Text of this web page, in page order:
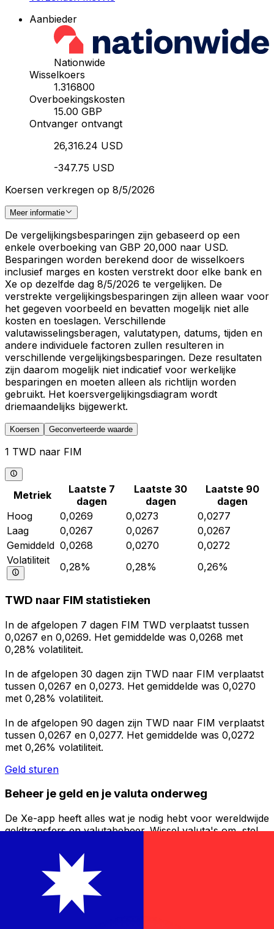
Aanbieder
Nationwide
Wisselkoers
1.316800
Overboekingskosten
15.00 GBP
Ontvanger ontvangt
26,316.24 USD
-347.75 USD
Koersen verkregen op 8/5/2026
Meer informatie
De vergelijkingsbesparingen zijn gebaseerd op een
enkele overboeking van GBP 20,000 naar USD.
Besparingen worden berekend door de wisselkoers
inclusief marges en kosten verstrekt door elke bank en
Xe op dezelfde dag 8/5/2026 te vergelijken. De
verstrekte vergelijkingsbesparingen zijn alleen waar voor
het gegeven voorbeeld en bevatten mogelijk niet alle
kosten en toeslagen. Verschillende
valutawisselingsberagen, valutatypen, datums, tijden en
andere individuele factoren zullen resulteren in
verschillende vergelijkingsbesparingen. Deze resultaten
zijn daarom mogelijk niet indicatief voor werkelijke
besparingen en moeten alleen als richtlijn worden
gebruikt. Het koersvergelijkingsdiagram wordt
driemaandelijks bijgewerkt.
Koersen Geconverteerde waarde
1 TWD naar FIM
Metriek
Laatste 7
dagen
Laatste 30
dagen
Laatste 90
dagen
Hoog
0,0269 0,0273
0,0277
Laag
0,0267 0,0267
0,0267
Gemiddeld 0,0268 0,0270
0,0272
Volatiliteit
0,28% 0,28% 0,26%
TWD naar FIM statistieken
In de afgelopen 7 dagen FIM TWD verplaatst tussen
0,0267 en 0,0269. Het gemiddelde was 0,0268 met
0,28% volatiliteit.
In de afgelopen 30 dagen zijn TWD naar FIM verplaatst
tussen 0,0267 en 0,0273. Het gemiddelde was 0,0270
met 0,28% volatiliteit.
In de afgelopen 90 dagen zijn TWD naar FIM verplaatst
tussen 0,0267 en 0,0277. Het gemiddelde was 0,0272
met 0,26% volatiliteit.
Geld sturen
Beheer je geld en je valuta onderweg
De Xe-app heeft alles wat je nodig hebt voor wereldwijde
geldtransfers en valutabeheer. Wissel valuta's om, stel
buitenland zonder verborgen kosten. Download
vandaag nog!